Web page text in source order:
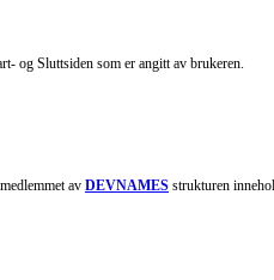
og Sluttsiden som er angitt av brukeren.
av DEVNAMES strukturen